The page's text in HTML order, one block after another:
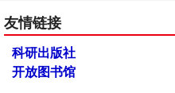
友情链接
科研出版社
开放图书馆